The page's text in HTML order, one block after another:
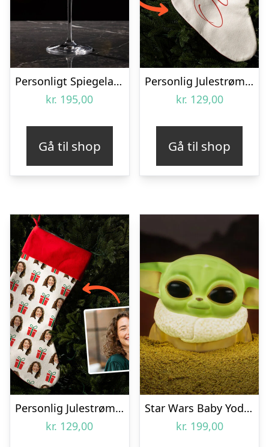
Personligt Spiegelau Champagneglas med Gravering – Egen Tekst
kr. 195,00
Gå til shop
Personlig Julestrømpe med Tekst
kr. 129,00
Gå til shop
Personlig Julestrømpe med Foto
kr. 129,00
Star Wars Baby Yoda Lampe
kr. 199,00